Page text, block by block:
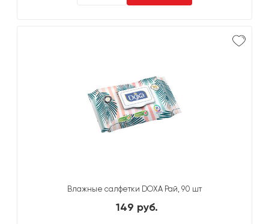
Влажные салфетки DOXA Рай, 90 шт
149 руб.